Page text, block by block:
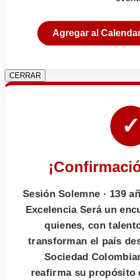
Agregar al
CERRAR
✓
Sesión Solemne · 139
Excelencia Será un
quienes, con
transforman el país
Sociedad
reafirma su propósito